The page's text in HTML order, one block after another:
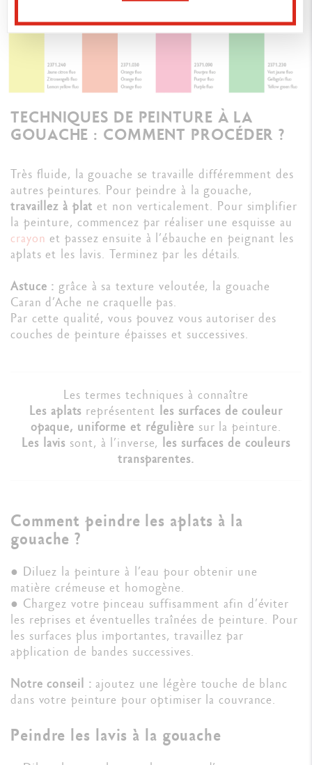
TECHNIQUES DE PEINTURE À LA
GOUACHE : COMMENT PROCÉDER ?
Très fluide, la gouache se travaille différemment des
autres peintures. Pour peindre à la gouache,
travaillez à plat et non verticalement. Pour simplifier
la peinture, commencez par réaliser une esquisse au
crayon et passez ensuite à l’ébauche en peignant les
aplats et les lavis. Terminez par les détails.
Astuce : grâce à sa texture veloutée, la gouache
Caran d’Ache ne craquelle pas.
Par cette qualité, vous pouvez vous autoriser des
couches de peinture épaisses et successives.
Les termes techniques à connaître
Les aplats représentent les surfaces de couleur
opaque, uniforme et régulière sur la peinture.
Les lavis sont, à l’inverse, les surfaces de couleurs
transparentes.
Comment peindre les aplats à la
gouache ?
● Diluez la peinture à l’eau pour obtenir une
matière crémeuse et homogène.
● Chargez votre pinceau suffisamment afin d’éviter
les reprises et éventuelles traînées de peinture. Pour
les surfaces plus importantes, travaillez par
application de bandes successives.
Notre conseil : ajoutez une légère touche de blanc
dans votre peinture pour optimiser la couvrance.
Peindre les lavis à la gouache